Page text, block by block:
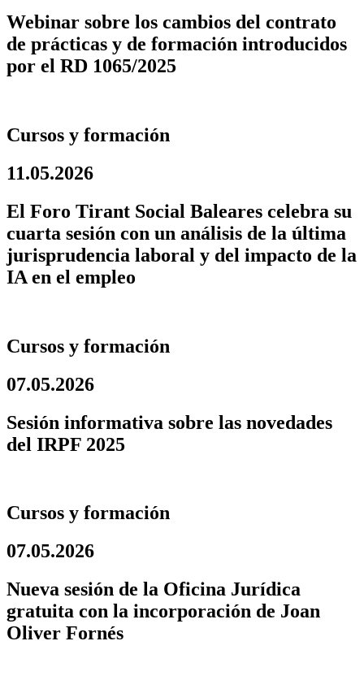
Webinar sobre los cambios del contrato
de prácticas y de formación introducidos
por el RD 1065/2025
Cursos y formación
11.05.2026
El Foro Tirant Social Baleares celebra su
cuarta sesión con un análisis de la última
jurisprudencia laboral y del impacto de la
IA en el empleo
Cursos y formación
07.05.2026
Sesión informativa sobre las novedades
del IRPF 2025
Cursos y formación
07.05.2026
Nueva sesión de la Oficina Jurídica
gratuita con la incorporación de Joan
Oliver Fornés